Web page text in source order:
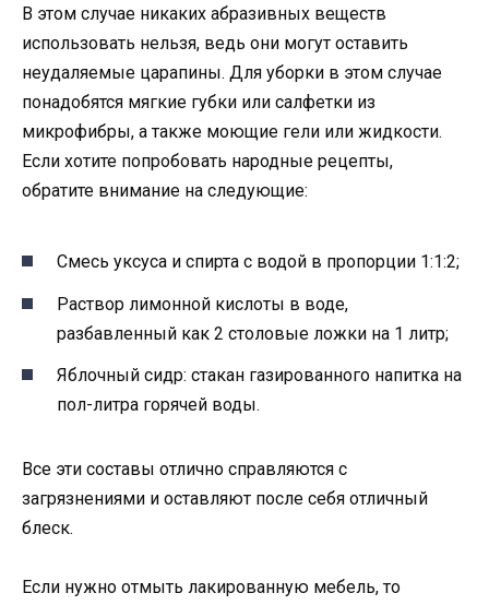
В этом случае никаких абразивных веществ
использовать нельзя, ведь они могут оставить
неудаляемые царапины. Для уборки в этом случае
понадобятся мягкие губки или салфетки из
микрофибры, а также моющие гели или жидкости.
Если хотите попробовать народные рецепты,
обратите внимание на следующие:
Смесь уксуса и спирта с водой в пропорции 1:1:2;
Раствор лимонной кислоты в воде,
разбавленный как 2 столовые ложки на 1 литр;
Яблочный сидр: стакан газированного напитка на
пол-литра горячей воды.
Все эти составы отлично справляются с
загрязнениями и оставляют после себя отличный
блеск.
Если нужно отмыть лакированную мебель, то